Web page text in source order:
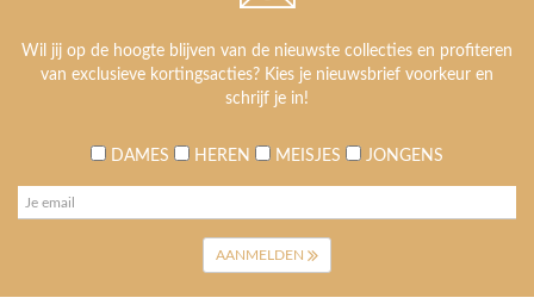
Wil jij op de hoogte blijven van de nieuwste collecties en profiteren
van exclusieve kortingsacties? Kies je nieuwsbrief voorkeur en
schrijf je in!
DAMES HEREN MEISJES JONGENS
AANMELDEN